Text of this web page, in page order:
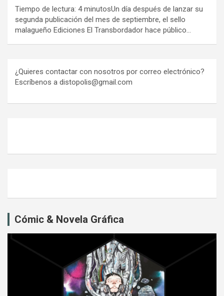
Tiempo de lectura: 4 minutosUn día después de lanzar su
segunda publicación del mes de septiembre, el sello
malagueño Ediciones El Transbordador hace público…
¿Quieres contactar con nosotros por correo electrónico?
Escríbenos a distopolis@gmail.com
Cómic & Novela Gráfica